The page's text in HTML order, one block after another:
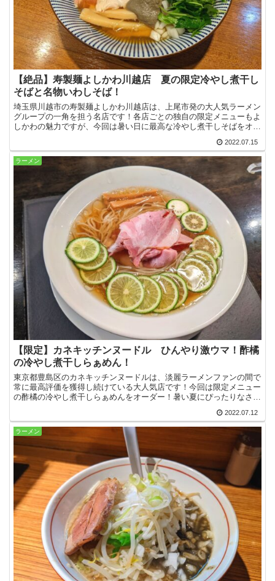
【絶品】寿製麺よしかわ川越店 夏の限定冷やし煮干し
そばと名物いわしそば！
埼玉県川越市の寿製麺よしかわ川越店は、上尾市発の大人気ラーメン
グループの一角を担う名店です！各店ごとの独自の限定メニューもよ
しかわの魅力ですが、今回は暑い日に最高な冷やし煮干しそばをオー
2022.07.15
ラーメン
【限定】カネキッチンヌードル ひんやり激ウマ！酢橘
の冷やし煮干しらぁめん！
東京都豊島区のカネキッチンヌードルは、淡麗ラーメンファンの間で
常に最高評価を獲得し続けている大人気店です！今回は限定メニュー
の酢橘の冷やし煮干しらぁめんをオーダー！暑い夏にぴったりなさっ
2022.07.12
ラーメン